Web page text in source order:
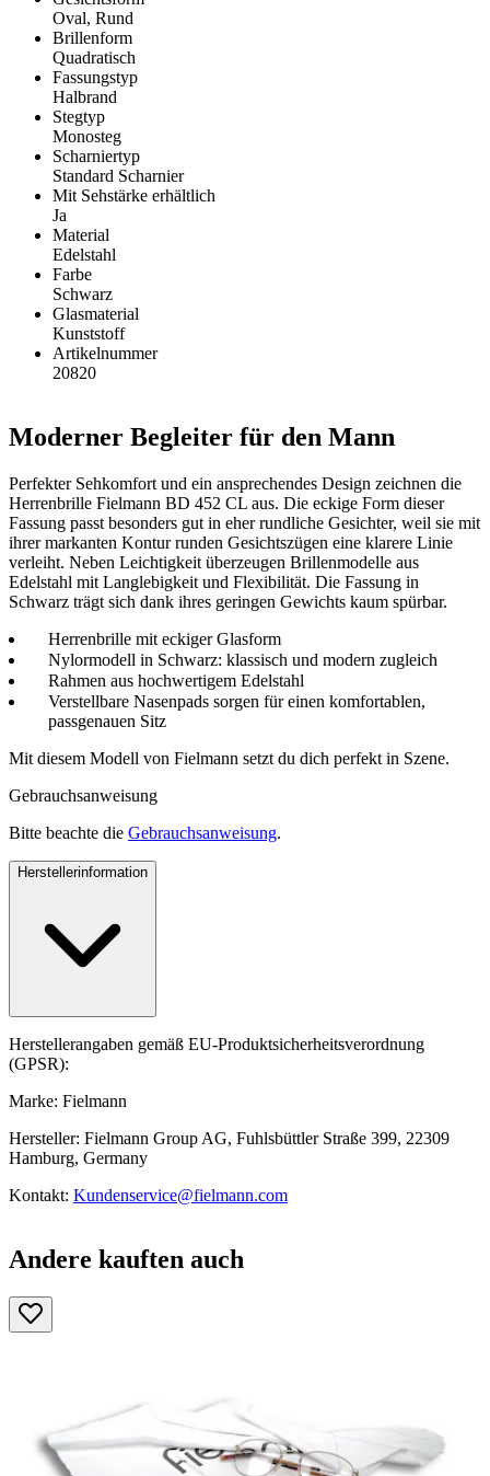
Oval, Rund
Brillenform
Quadratisch
Fassungstyp
Halbrand
Stegtyp
Monosteg
Scharniertyp
Standard Scharnier
Mit Sehstärke erhältlich
Ja
Material
Edelstahl
Farbe
Schwarz
Glasmaterial
Kunststoff
Artikelnummer
20820
Moderner Begleiter für den Mann
Perfekter Sehkomfort und ein ansprechendes Design zeichnen die
Herrenbrille Fielmann BD 452 CL aus. Die eckige Form dieser
Fassung passt besonders gut in eher rundliche Gesichter, weil sie mit
ihrer markanten Kontur runden Gesichtszügen eine klarere Linie
verleiht. Neben Leichtigkeit überzeugen Brillenmodelle aus
Edelstahl mit Langlebigkeit und Flexibilität. Die Fassung in
Schwarz trägt sich dank ihres geringen Gewichts kaum spürbar.
Herrenbrille mit eckiger Glasform
Nylormodell in Schwarz: klassisch und modern zugleich
Rahmen aus hochwertigem Edelstahl
Verstellbare Nasenpads sorgen für einen komfortablen,
passgenauen Sitz
Mit diesem Modell von Fielmann setzt du dich perfekt in Szene.
Gebrauchsanweisung
Bitte beachte die Gebrauchsanweisung.
Herstellerinformation
Herstellerangaben gemäß EU-Produktsicherheitsverordnung
(GPSR):
Marke: Fielmann
Hersteller: Fielmann Group AG, Fuhlsbüttler Straße 399, 22309
Hamburg, Germany
Kontakt: Kundenservice@fielmann.com
Andere kauften auch